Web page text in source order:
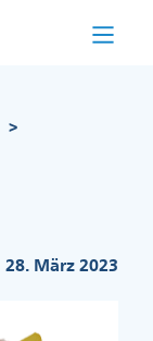
>
28. März 2023